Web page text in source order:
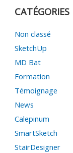
CATÉGORIES
Non classé
SketchUp
MD Bat
Formation
Témoignage
News
Calepinum
SmartSketch
StairDesigner